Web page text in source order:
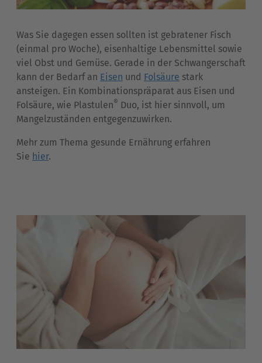
Was Sie dagegen essen sollten ist gebratener Fisch
(einmal pro Woche), eisenhaltige Lebensmittel sowie
viel Obst und Gemüse. Gerade in der Schwangerschaft
kann der Bedarf an Eisen und Folsäure stark
ansteigen. Ein Kombinationspräparat aus Eisen und
Folsäure, wie Plastulen® Duo, ist hier sinnvoll, um
Mangelzuständen entgegenzuwirken.
Mehr zum Thema gesunde Ernährung erfahren
Sie hier.